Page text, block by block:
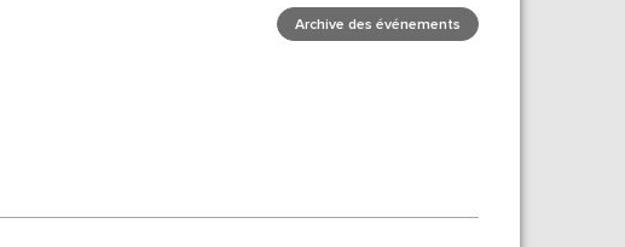
Archive des événements